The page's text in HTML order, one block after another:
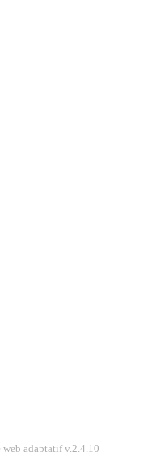
adaptatif v.2.4.10